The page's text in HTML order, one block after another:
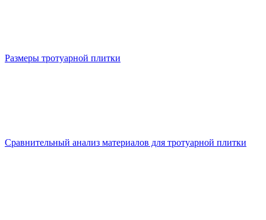
Размеры тротуарной плитки
Сравнительный анализ материалов для тротуарной плитки